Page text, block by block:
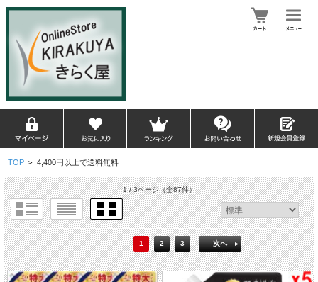
TOP > 4,400円以上で送料無料
1 / 3ページ（全87件）
1 2 3 次へ